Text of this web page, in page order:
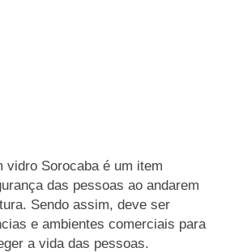
vidro Sorocaba é um item
das pessoas ao andarem
Sendo assim, deve ser
e ambientes comerciais para
a vida das pessoas.